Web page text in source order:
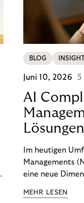
BLOG
Juni 10, 2026 5
AI
Sicherheit
Im heutigen
Managements
eine neue
MEHR LESEN